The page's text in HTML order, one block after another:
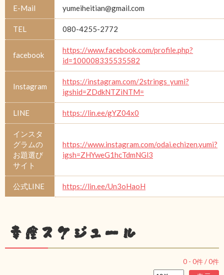
E-Mail yumeiheitian@gmail.com
TEL 080-4255-2772
facebook
https://www.facebook.com/profile.php?
id=100008335535582
Instagram
https://instagram.com/2strings_yumi?
igshid=ZDdkNTZiNTM=
LINE https://lin.ee/gYZ04x0
インスタ
グラムの
お題選び
サイト
https://www.instagram.com/odai.echizen.yumi?
igsh=ZHYweG1hcTdmNGl3
公式LINE https://lin.ee/Un3oHaoH
幸座スケジュール
0 - 0件 /0件